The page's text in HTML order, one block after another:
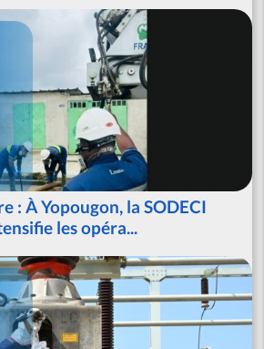
: À Yopougon, la SODECI
les opéra...